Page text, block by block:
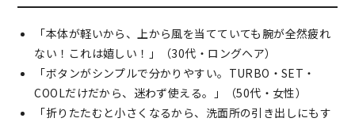
「本体が軽いから、上から風を当てていても腕が全然疲れ
ない！これは嬉しい！」（30代・ロングヘア）
「ボタンがシンプルで分かりやすい。TURBO・SET・
COOLだけだから、迷わず使える。」（50代・女性）
「折りたたむと小さくなるから、洗面所の引き出しにもす